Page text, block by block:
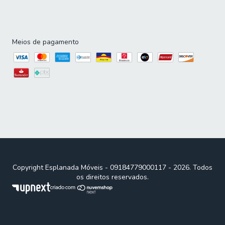
Meios de pagamento
Copyright Esplanada Móveis - 09184779000117 - 2026. Todos
os direitos reservados.